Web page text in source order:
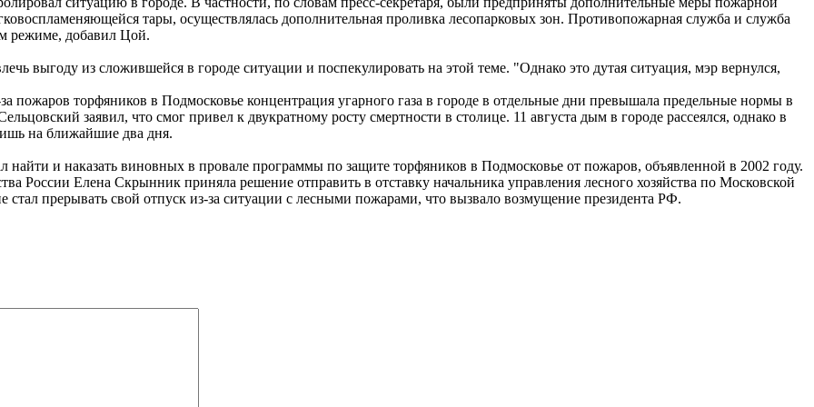
тары, осуществлялась дополнительная проливка лесопарковых зон. Противопожарная служба и служба
режиме, добавил Цой.
выгоду из сложившейся в городе ситуации и поспекулировать на этой теме. "Однако это дутая ситуация, мэр вернулся,
пожаров торфяников в Подмосковье концентрация угарного газа в городе в отдельные дни превышала предельные нормы в
заявил, что смог привел к двукратному росту смертности в столице. 11 августа дым в городе рассеялся, однако в
на ближайшие два дня.
и наказать виновных в провале программы по защите торфяников в Подмосковье от пожаров, объявленной в 2002 году.
России Елена Скрынник приняла решение отправить в отставку начальника управления лесного хозяйства по Московской
прерывать свой отпуск из-за ситуации с лесными пожарами, что вызвало возмущение президента РФ.